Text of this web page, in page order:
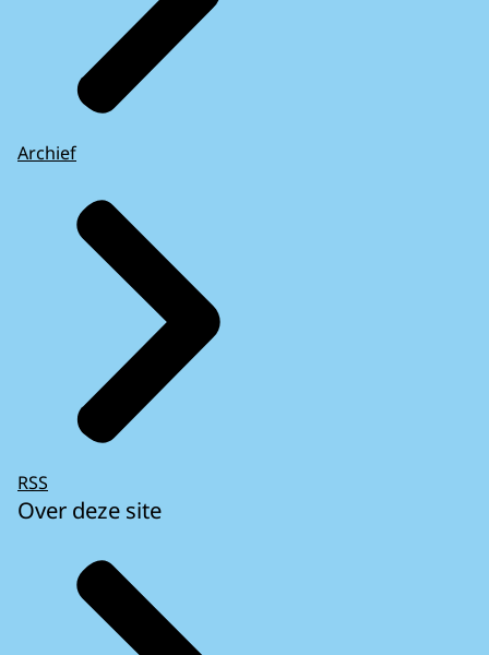
Archief
RSS
Over deze site